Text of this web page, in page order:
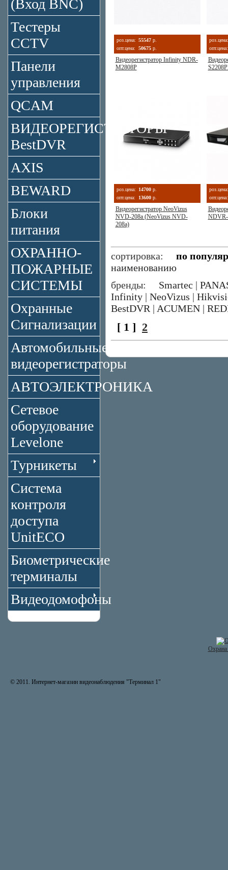
(Вход BNC)
Тестеры
CCTV
Панели
управления
QCAM
ВИДЕОРЕГИСТРАТОРЫ
BestDVR
AXIS
BEWARD
Блоки
питания
ОХРАННО-
ПОЖАРНЫЕ
СИСТЕМЫ
Охранные
Сигнализации
Автомобильные
видеорегистраторы
АВТОЭЛЕКТРОНИКА
Сетевое
оборудование
Levelone
Турникеты
Система
контроля
доступа
UnitECO
Биометрические
терминалы
Видеодомофоны
роз.цена: 55547 р.
опт.цена:
50675 р.
Видеорегистратор Infinity NDR-
M2808P
роз.цена:
опт.цена:
роз.цена: 14700 р.
опт.цена:
13600 р.
Видеорегистратор NeoVizus
NVD-208a (NeoVizus NVD-
208a)
роз.цена:
опт.цена:
сортировка: по
наименованию
бренды: Smartec |
Infinity | NeoVizus |
BestDVR | ACUMEN |
[ 1 ] 2
© 2011. Интернет-магазин видеонаблюдения "Терминал 1"